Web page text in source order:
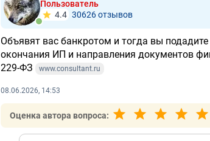
Пользователь
4.4 30626 отзывов
Объявят вас банкротом и тогда вы
окончания ИП и направления документов
229-ФЗ
www.consultant.ru
08.06.2026, 14:53
Оценка автора вопроса: